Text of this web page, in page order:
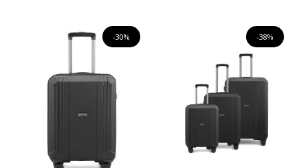
-30% -38%